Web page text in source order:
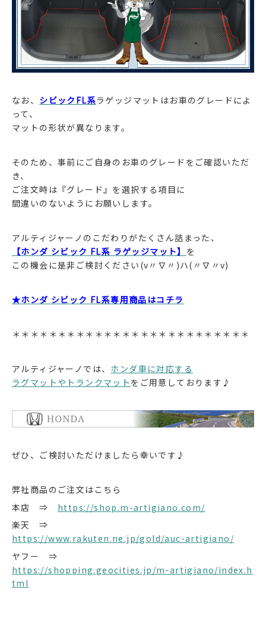
なお、 シビックFL系ラゲッジマットはお車のグレードによ
って、
マットの形状が異なります。
そのため、事前にご自身のお車のグレードをご確認いただ
き、
ご注文時は『グレード』を選択する項目に
間違いのないようにお願いします。
アルティジャーノのこだわりがたくさん詰まった、
【ホンダ シビック FL系 ラゲッジマット】 を
この機会に是非ご検討ください(v〃∇〃)ハ(〃∇〃v)
★ホンダ シビック FL系専用商品はコチラ
＊＊＊＊＊＊＊＊＊＊＊＊＊＊＊＊＊＊＊＊＊＊＊＊＊＊
アルティジャーノでは、 ホンダ車に対応する
ラグマットやトランクマット をご用意しております♪
ぜひ、ご検討いただけましたら幸いです♪
弊社商品のご注文はこちら
本店 ⇒ https://shop.m-artigiano.com/
楽天 ⇒
https://www.rakuten.ne.jp/gold/auc-artigiano/
ヤフー ⇒
https://shopping.geocities.jp/m-artigiano/index.h
tml